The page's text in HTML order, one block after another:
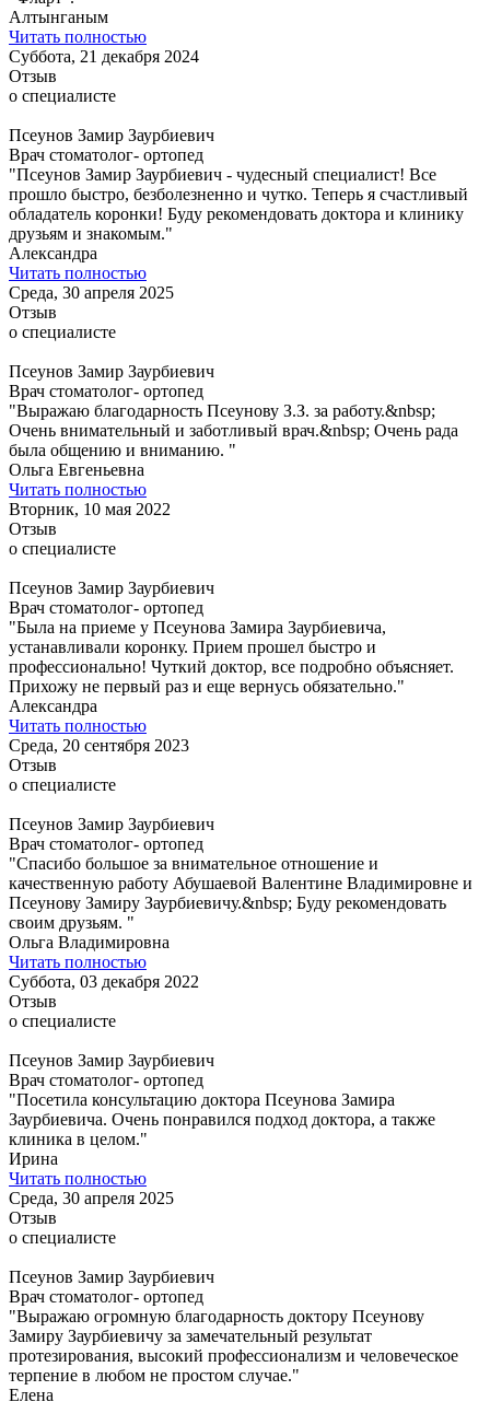
Алтынганым
Читать полностью
Суббота, 21 декабря 2024
Отзыв
о специалисте
Псеунов Замир Заурбиевич
Врач стоматолог- ортопед
"Псеунов Замир Заурбиевич - чудесный специалист! Все
прошло быстро, безболезненно и чутко. Теперь я счастливый
обладатель коронки! Буду рекомендовать доктора и клинику
друзьям и знакомым."
Александра
Читать полностью
Среда, 30 апреля 2025
Отзыв
о специалисте
Псеунов Замир Заурбиевич
Врач стоматолог- ортопед
"Выражаю благодарность Псеунову З.З. за работу.&nbsp;
Очень внимательный и заботливый врач.&nbsp; Очень рада
была общению и вниманию. "
Ольга Евгеньевна
Читать полностью
Вторник, 10 мая 2022
Отзыв
о специалисте
Псеунов Замир Заурбиевич
Врач стоматолог- ортопед
"Была на приеме у Псеунова Замира Заурбиевича,
устанавливали коронку. Прием прошел быстро и
профессионально! Чуткий доктор, все подробно объясняет.
Прихожу не первый раз и еще вернусь обязательно."
Александра
Читать полностью
Среда, 20 сентября 2023
Отзыв
о специалисте
Псеунов Замир Заурбиевич
Врач стоматолог- ортопед
"Спасибо большое за внимательное отношение и
качественную работу Абушаевой Валентине Владимировне и
Псеунову Замиру Заурбиевичу.&nbsp; Буду рекомендовать
своим друзьям. "
Ольга Владимировна
Читать полностью
Суббота, 03 декабря 2022
Отзыв
о специалисте
Псеунов Замир Заурбиевич
Врач стоматолог- ортопед
"Посетила консультацию доктора Псеунова Замира
Заурбиевича. Очень понравился подход доктора, а также
клиника в целом."
Ирина
Читать полностью
Среда, 30 апреля 2025
Отзыв
о специалисте
Псеунов Замир Заурбиевич
Врач стоматолог- ортопед
"Выражаю огромную благодарность доктору Псеунову
Замиру Заурбиевичу за замечательный результат
протезирования, высокий профессионализм и человеческое
терпение в любом не простом случае."
Елена